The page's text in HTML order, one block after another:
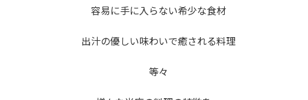
容易に手に入らない希少な食材
出汁の優しい味わいで癒される料理
等々